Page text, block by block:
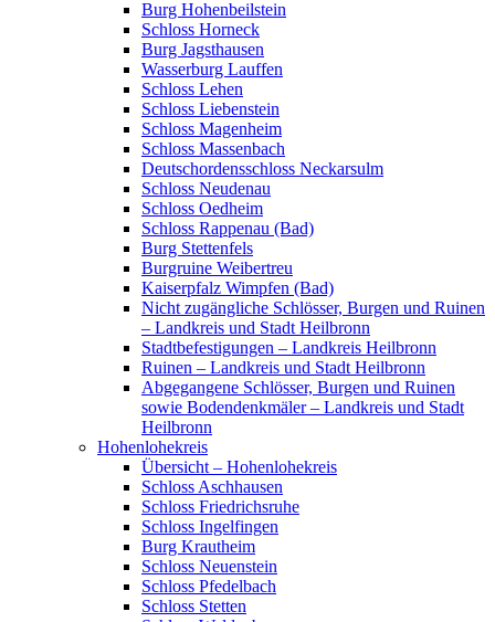
Burg Hohenbeilstein
Schloss Horneck
Burg Jagsthausen
Wasserburg Lauffen
Schloss Lehen
Schloss Liebenstein
Schloss Magenheim
Schloss Massenbach
Deutschordensschloss Neckarsulm
Schloss Neudenau
Schloss Oedheim
Schloss Rappenau (Bad)
Burg Stettenfels
Burgruine Weibertreu
Kaiserpfalz Wimpfen (Bad)
Nicht zugängliche Schlösser, Burgen und Ruinen
– Landkreis und Stadt Heilbronn
Stadtbefestigungen – Landkreis Heilbronn
Ruinen – Landkreis und Stadt Heilbronn
Abgegangene Schlösser, Burgen und Ruinen
sowie Bodendenkmäler – Landkreis und Stadt
Heilbronn
Hohenlohekreis
Übersicht – Hohenlohekreis
Schloss Aschhausen
Schloss Friedrichsruhe
Schloss Ingelfingen
Burg Krautheim
Schloss Neuenstein
Schloss Pfedelbach
Schloss Stetten